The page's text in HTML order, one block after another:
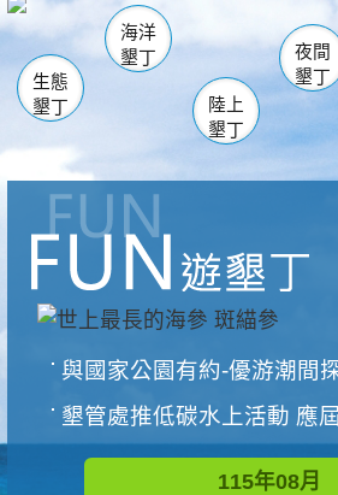
海生館
恆春
龍鑾潭自然中心 森林
瓊麻館
關山 墾管處遊
社
船帆石
白砂 香
生態
墾丁
海洋
墾丁
陸上
墾丁
夜間
墾丁
與國家公園有約-優游潮間
墾管處推低碳水上活動 應屆畢
115年08月